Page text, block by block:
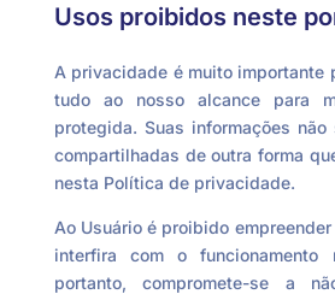
Usos proibidos neste
A privacidade é muito importante
tudo ao nosso alcance para
protegida. Suas informações não
compartilhadas de outra forma
nesta Política de privacidade.
Ao Usuário é proibido
interfira com o funcionamento
portanto, compromete-se a